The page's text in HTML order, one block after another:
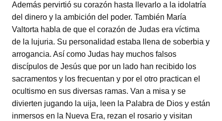
Además pervirtió su corazón hasta llevarlo a la idolatría
del dinero y la ambición del poder. También María
Valtorta habla de que el corazón de Judas era víctima
de la lujuria. Su personalidad estaba llena de soberbia y
arrogancia. Así como Judas hay muchos falsos
discípulos de Jesús que por un lado han recibido los
sacramentos y los frecuentan y por el otro practican el
ocultismo en sus diversas ramas. Van a misa y se
divierten jugando la uija, leen la Palabra de Dios y están
inmersos en la Nueva Era, rezan el rosario y visitan